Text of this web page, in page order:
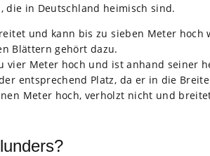
die in Deutsch­land hei­misch sind.
und kann bis zu sie­ben Meter
Blät­tern gehört dazu.
vier Meter hoch und ist anhand sei­ner
ent­spre­chend Platz, da er in die
Meter hoch, ver­holzt nicht und